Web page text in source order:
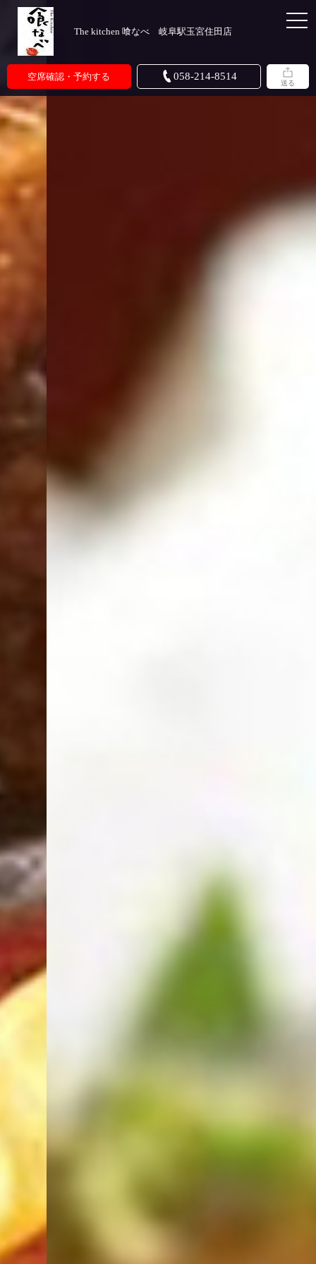
The kitchen 喰なべ 岐阜駅玉宮住田店
空席確認・予約する 058-214-8514
送る